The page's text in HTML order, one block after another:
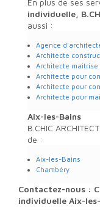
individuelle,
aussi :
Agence
Architecte
Architecte
Architecte pour
Architecte pour
Architecte pour
Aix-les-Bains
B.CHIC
de :
Aix-les-Bains
Chambéry
Contactez-nous :
individuelle Aix-